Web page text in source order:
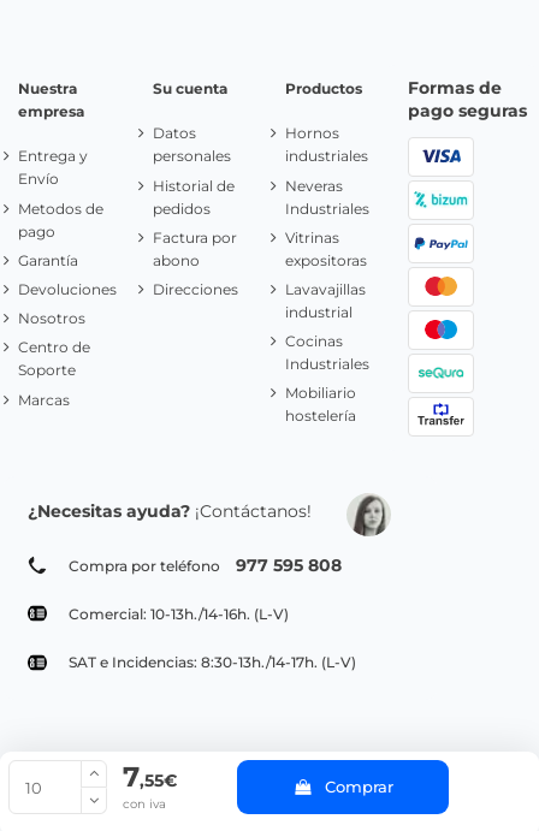
7,55€
con iva
Comprar
Nuestra
empresa
Entrega y
Envío
Metodos de
pago
Garantía
Devoluciones
Nosotros
Centro de
Soporte
Marcas
Su cuenta
Datos
personales
Historial de
pedidos
Factura por
abono
Direcciones
Productos
Hornos
industriales
Neveras
Industriales
Vitrinas
expositoras
Lavavajillas
industrial
Cocinas
Industriales
Mobiliario
hostelería
Formas de
pago seguras
¿Necesitas ayuda? ¡Contáctanos!
Compra por teléfono 977 595 808
Comercial: 10-13h./14-16h. (L-V)
SAT e Incidencias: 8:30-13h./14-17h. (L-V)
© Copyright 2022 PepeBar.com |
Aviso legal y
Condiciones generales de compra |
Blog